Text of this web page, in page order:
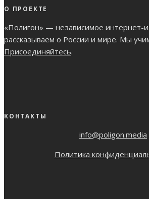
О ПРОЕКТЕ
«Полигон» — независимое интернет-
рассказываем о России и мире. Мы
Присоединяйтесь.
КОНТАКТЫ
info@poligon.media
Политика